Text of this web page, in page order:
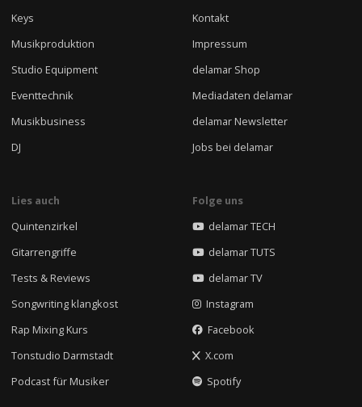
Keys
Musikproduktion
Studio Equipment
Eventtechnik
Musikbusiness
DJ
Kontakt
Impressum
delamar Shop
Mediadaten delamar
delamar Newsletter
Jobs bei delamar
Lies auch
Quintenzirkel
Gitarrengriffe
Tests & Reviews
Songwriting klangkost
Rap Mixing Kurs
Tonstudio Darmstadt
Podcast für Musiker
Folge uns
delamar TECH
delamar TUTS
delamar TV
Instagram
Facebook
X.com
Spotify